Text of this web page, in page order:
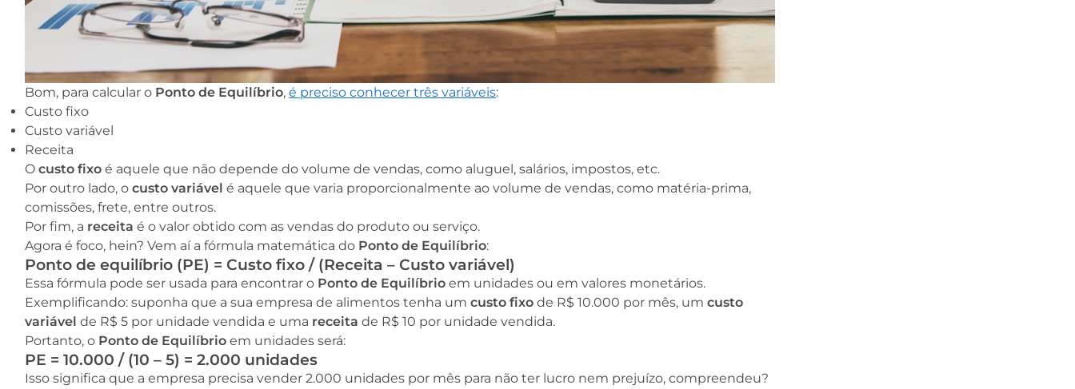
Bom, para calcular o Ponto de Equilíbrio, é preciso conhecer três variáveis:
Custo fixo
Custo variável
Receita
O custo fixo é aquele que não depende do volume de vendas, como aluguel, salários, impostos, etc.
Por outro lado, o custo variável é aquele que varia proporcionalmente ao volume de vendas, como matéria-prima,
comissões, frete, entre outros.
Por fim, a receita é o valor obtido com as vendas do produto ou serviço.
Agora é foco, hein? Vem aí a fórmula matemática do Ponto de Equilíbrio:
Ponto de equilíbrio (PE) = Custo fixo / (Receita – Custo variável)
Essa fórmula pode ser usada para encontrar o Ponto de Equilíbrio em unidades ou em valores monetários.
Exemplificando: suponha que a sua empresa de alimentos tenha um custo fixo de R$ 10.000 por mês, um custo
variável de R$ 5 por unidade vendida e uma receita de R$ 10 por unidade vendida.
Portanto, o Ponto de Equilíbrio em unidades será:
PE = 10.000 / (10 – 5) = 2.000 unidades
Isso significa que a empresa precisa vender 2.000 unidades por mês para não ter lucro nem prejuízo, compreendeu?